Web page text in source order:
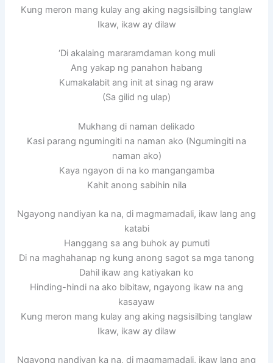
Kung meron mang kulay ang aking nagsisilbing tanglaw
Ikaw, ikaw ay dilaw
‘Di akalaing mararamdaman kong muli
Ang yakap ng panahon habang
Kumakalabit ang init at sinag ng araw
(Sa gilid ng ulap)
Mukhang di naman delikado
Kasi parang ngumingiti na naman ako (Ngumingiti na
naman ako)
Kaya ngayon di na ko mangangamba
Kahit anong sabihin nila
Ngayong nandiyan ka na, di magmamadali, ikaw lang ang
katabi
Hanggang sa ang buhok ay pumuti
Di na maghahanap ng kung anong sagot sa mga tanong
Dahil ikaw ang katiyakan ko
Hinding-hindi na ako bibitaw, ngayong ikaw na ang
kasayaw
Kung meron mang kulay ang aking nagsisilbing tanglaw
Ikaw, ikaw ay dilaw
Ngayong nandiyan ka na, di magmamadali, ikaw lang ang